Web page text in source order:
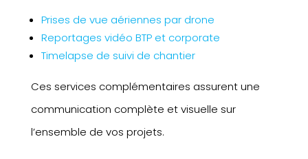
Prises de vue aériennes par drone
Reportages vidéo BTP et corporate
Timelapse de suivi de chantier
Ces services complémentaires assurent une
communication complète et visuelle sur
l’ensemble de vos projets.